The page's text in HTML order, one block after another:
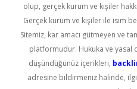
olup, gerçek kurum ve kişiler
Gerçek kurum ve kişiler ile isim
Sitemiz, kar amacı gütmeyen ve
platformudur. Hukuka ve yasal
düşündüğünüz içerikleri,
adresine bildirmeniz halinde,